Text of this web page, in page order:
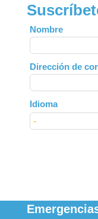
Leave
this
field
blank
Nombre
Dirección de
Idioma